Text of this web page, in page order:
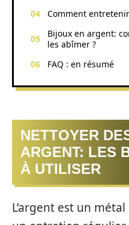
Comment
Bijoux en argent:
les abîmer ?
FAQ : en résumé
NETTOYER
ARGENT: LES
À UTILISER
L’argent est un